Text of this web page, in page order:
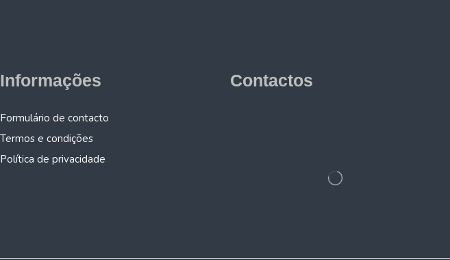
Informações
Formulário de contacto
Termos e condições
Política de privacidade
Contactos